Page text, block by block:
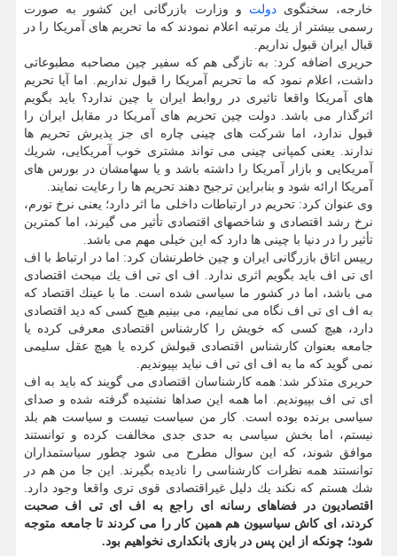
خارجه، سخنگویدولت و وزارت بازرگانی این كشور به صورت
رسمی بیشتر از یك مرتبه اعلام نمودند كه ما تحریم های آمریكا را در
قبال ایران قبول نداریم.
حریری اضافه كرد: به تازگی هم كه سفیر چین مصاحبه مطبوعاتی
داشت، اعلام نمود كه ما تحریم آمریكا را قبول نداریم. اما آیا تحریم
های آمریكا واقعا تاثیری در روابط ایران با چین ندارد؟ باید بگویم
اثرگذار می باشد. دولت چین تحریم های آمریكا در مقابل ایران را
قبول ندارد، اما شركت های چینی چاره ای جز پذیرش تحریم ها
ندارند. یعنی كمپانی چینی می تواند مشتری خوب آمریكایی، شریك
آمریكایی و بازار آمریكا را داشته باشد و یا سهامشان در بورس های
آمریكا ارائه شود و بنابراین ترجیح دهند تحریم ها را رعایت نمایند.
وی عنوان كرد: تحریم در ارتباطات داخلی ما اثر دارد؛ یعنی نرخ تورم،
نرخ رشد اقتصادی و شاخصهای اقتصادی تأثیر می گیرند، اما كمترین
تأثیر را در دنیا با چینی ها دارد كه این خیلی مهم می باشد.
رییس اتاق بازرگانی ایران و چین خاطرنشان كرد: اما در ارتباط با اف
ای تی اف باید بگویم اثری ندارد. اف ای تی اف یك مبحث اقتصادی
می باشد، اما در كشور ما سیاسی شده است. ما با عینك اقتصاد كه
به اف ای تی اف نگاه می نماییم، می بینیم هیچ كسی كه دید اقتصادی
دارد، هیچ كسی كه خویش را كارشناس اقتصادی معرفی كرده یا
جامعه بعنوان كارشناس اقتصادی قبولش كرده یا هیچ عقل سلیمی
نمی گوید كه ما به اف ای تی اف نباید بپیوندیم.
حریری متذكر شد: همه كارشناسان اقتصادی می گویند كه باید به اف
ای تی اف بپیوندیم. اما همه این صداها نشنیده گرفته شده و صدای
سیاسی برنده بوده است. كار من سیاست نیست و سیاست هم بلد
نیستم، اما بخش سیاسی به حدی جدی مخالفت كرده و توانستند
موافق شوند، كه این سوال مطرح می شود چطور سیاستمداران
توانستند همه نظرات كارشناسی را نادیده بگیرند. این جا من هم در
شك هستم كه نكند یك دلیل غیراقتصادی قوی تری واقعا وجود دارد.
اقتصادیون در فضاهای رسانه ای راجع به اف ای تی اف صحبت
كردند، ای كاش سیاسیون هم همین كار را می كردند تا جامعه متوجه
شود؛ چونكه از این پس در بازی بانكداری نخواهیم بود.